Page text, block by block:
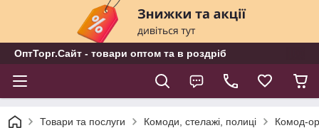
ОптТорг.Сайт - товари оптом та в роздріб
Товари та послуги Комоди, стелажі, полиці Комод-